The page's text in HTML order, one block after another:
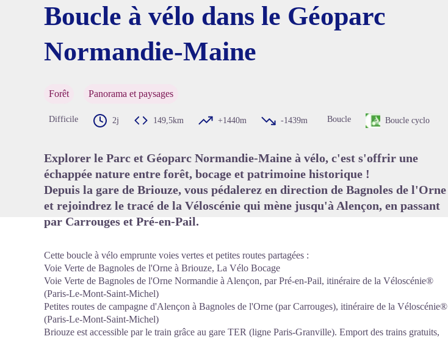
Voir l'image en plein écran
Boucle à vélo dans le Géoparc
Normandie-Maine
Forêt Panorama et paysages
Difficile 2j 149,5km +1440m -1439m Boucle Boucle cyclo
Explorer le Parc et Géoparc Normandie-Maine à vélo, c'est s'offrir une
échappée nature entre forêt, bocage et patrimoine historique !
Depuis la gare de Briouze, vous pédalerez en direction de Bagnoles de l'Orne
et rejoindrez le tracé de la Véloscénie qui mène jusqu'à Alençon, en passant
par Carrouges et Pré-en-Pail.
Cette boucle à vélo emprunte voies vertes et petites routes partagées :
Voie Verte de Bagnoles de l'Orne à Briouze, La Vélo Bocage
Voie Verte de Bagnoles de l'Orne Normandie à Alençon, par Pré-en-Pail, itinéraire de la Véloscénie®
(Paris-Le-Mont-Saint-Michel)
Petites routes de campagne d'Alençon à Bagnoles de l'Orne (par Carrouges), itinéraire de la Véloscénie®
(Paris-Le-Mont-Saint-Michel)
Briouze est accessible par le train grâce au gare TER (ligne Paris-Granville). Emport des trains gratuits,